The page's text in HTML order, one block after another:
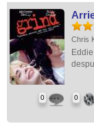
Chris
0 0